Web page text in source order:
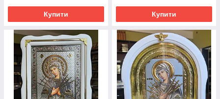
Купити Купити